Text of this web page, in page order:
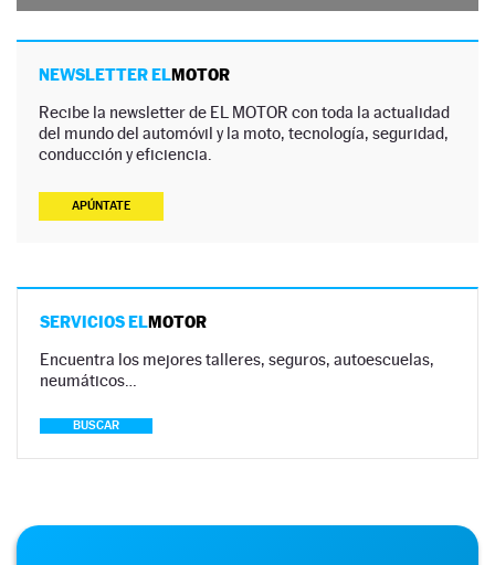
NEWSLETTER ELMOTOR
Recibe la newsletter de EL MOTOR con toda la actualidad
del mundo del automóvil y la moto, tecnología, seguridad,
conducción y eficiencia.
APÚNTATE
SERVICIOS ELMOTOR
Encuentra los mejores talleres, seguros, autoescuelas,
neumáticos…
BUSCAR